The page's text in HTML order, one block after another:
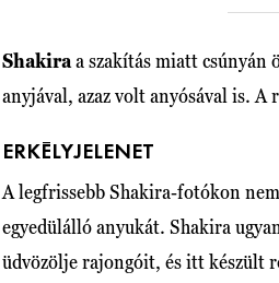
Shakiraa szakítás miatt csúnyán
anyjával, azaz volt anyósával is.
ERKÉLYJELENET
A legfrissebb Shakira-fotókon
egyedülálló anyukát. Shakira
üdvözölje rajongóit, és itt készült